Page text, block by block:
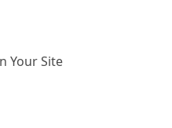
Your Site